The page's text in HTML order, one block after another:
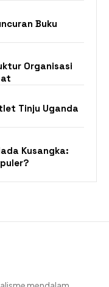
Buku
Organisasi
Tinju Uganda
Kusangka: